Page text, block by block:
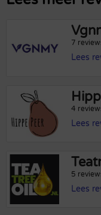
7
Lees
4
Lees
5
Lees